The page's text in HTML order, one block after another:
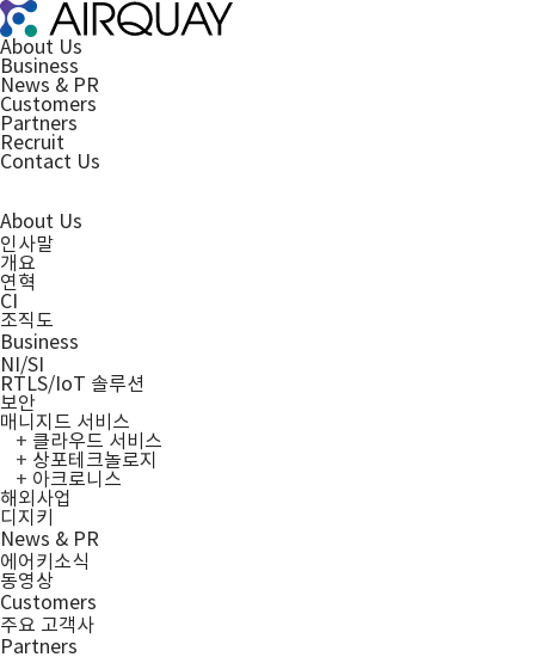
About Us
Business
News & PR
Customers
Partners
Recruit
Contact Us
About Us
인사말
개요
연혁
CI
조직도
Business
NI/SI
RTLS/IoT 솔루션
보안
매니지드 서비스
클라우드 서비스
상포테크놀로지
아크로니스
해외사업
디지키
News & PR
에어키소식
동영상
Customers
주요 고객사
Partners